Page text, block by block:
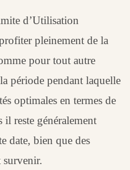
d’Utilisation
pleinement de la
pour tout autre
période pendant laquelle
optimales en termes de
reste généralement
date, bien que des
survenir.